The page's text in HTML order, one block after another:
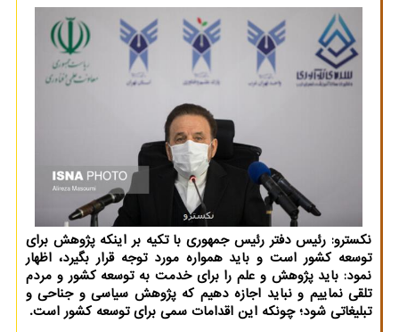
نکسترو: رئیس دفتر رئیس جمهوری با تکیه بر اینکه پژوهش برای
توسعه کشور است و باید همواره مورد توجه قرار بگیرد، اظهار
نمود: باید پژوهش و علم را برای خدمت به توسعه کشور و مردم
تلقی نماییم و نباید اجازه دهیم که پژوهش سیاسی و جناحی و
تبلیغاتی شود؛ چونکه این اقدامات سمی برای توسعه کشور است.